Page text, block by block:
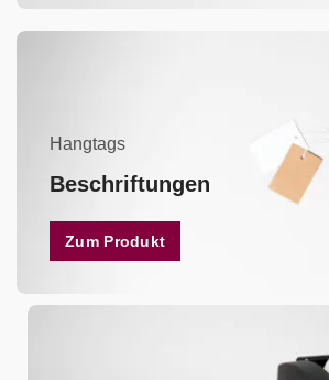
Hangtags
Beschriftungen
Zum Produkt